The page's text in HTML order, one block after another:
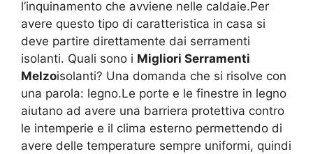
l’inquinamento che avviene nelle caldaie.Per
avere questo tipo di caratteristica in casa si
deve partire direttamente dai serramenti
isolanti. Quali sono i Migliori Serramenti
Melzoisolanti? Una domanda che si risolve con
una parola: legno.Le porte e le finestre in legno
aiutano ad avere una barriera protettiva contro
le intemperie e il clima esterno permettendo di
avere delle temperature sempre uniformi, quindi